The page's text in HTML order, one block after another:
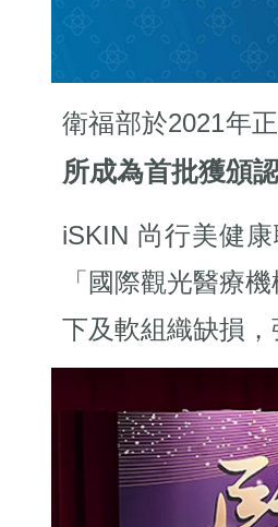
衛福部於2021年
所成為首批獲頒
iSKIN 尚行美健
「國際觀光醫療
下及軟組織缺損